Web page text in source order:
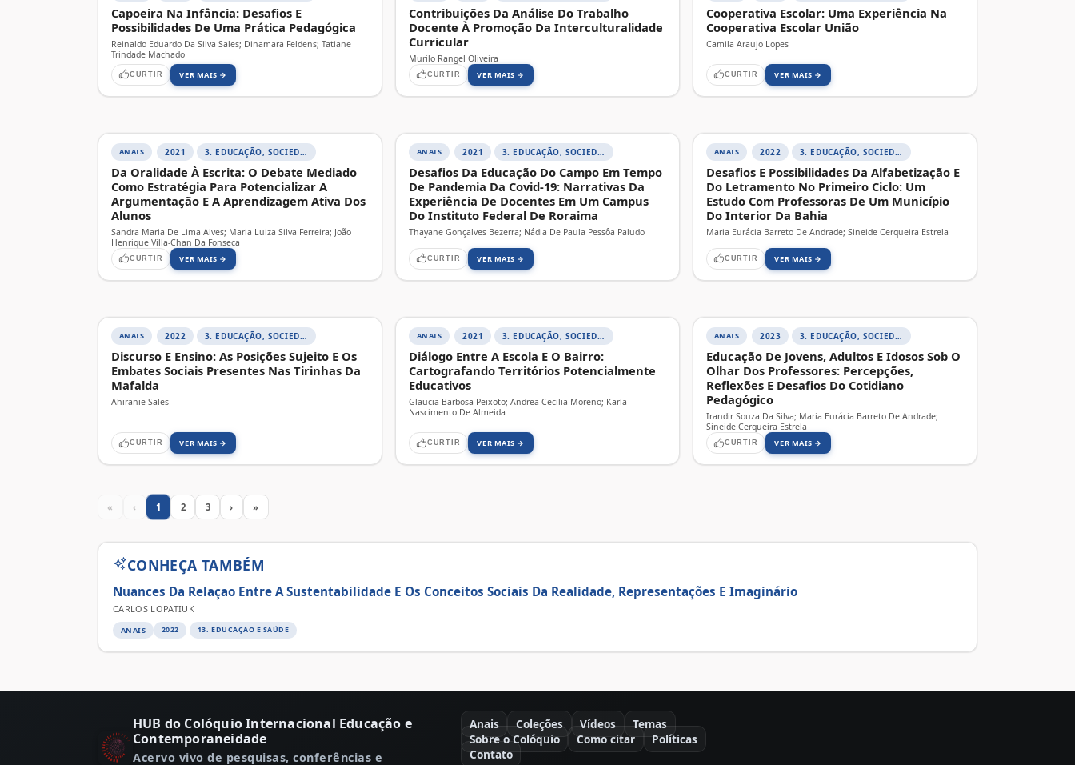
Capoeira Na Infância: Desafios E
Possibilidades De Uma Prática Pedagógica
Reinaldo Eduardo Da Silva Sales; Dinamara Feldens; Tatiane
Trindade Machado
CURTIR VER MAIS →
Contribuições Da Análise Do Trabalho
Docente À Promoção Da Interculturalidade
Curricular
Murilo Rangel Oliveira
CURTIR VER MAIS →
Cooperativa Escolar: Uma Experiência Na
Cooperativa Escolar União
Camila Araujo Lopes
CURTIR VER MAIS →
ANAIS 2021 3. EDUCAÇÃO, SOCIEDADE E PRÁTICAS EDUCATIVAS
Da Oralidade À Escrita: O Debate Mediado
Como Estratégia Para Potencializar A
Argumentação E A Aprendizagem Ativa Dos
Alunos
Sandra Maria De Lima Alves; Maria Luiza Silva Ferreira; João
Henrique Villa-Chan Da Fonseca
CURTIR VER MAIS →
ANAIS 2021 3. EDUCAÇÃO, SOCIEDADE E PRÁTICAS EDUCATIVAS
Desafios Da Educação Do Campo Em Tempo
De Pandemia Da Covid-19: Narrativas Da
Experiência De Docentes Em Um Campus
Do Instituto Federal De Roraima
Thayane Gonçalves Bezerra; Nádia De Paula Pessôa Paludo
CURTIR VER MAIS →
ANAIS 2022 3. EDUCAÇÃO, SOCIEDADE E PRÁTICAS EDUCATIVAS
Desafios E Possibilidades Da Alfabetização E
Do Letramento No Primeiro Ciclo: Um
Estudo Com Professoras De Um Município
Do Interior Da Bahia
Maria Eurácia Barreto De Andrade; Sineide Cerqueira Estrela
CURTIR VER MAIS →
ANAIS 2022 3. EDUCAÇÃO, SOCIEDADE E PRÁTICAS EDUCATIVAS
Discurso E Ensino: As Posições Sujeito E Os
Embates Sociais Presentes Nas Tirinhas Da
Mafalda
Ahiranie Sales
CURTIR VER MAIS →
ANAIS 2021 3. EDUCAÇÃO, SOCIEDADE E PRÁTICAS EDUCATIVAS
Diálogo Entre A Escola E O Bairro:
Cartografando Territórios Potencialmente
Educativos
Glaucia Barbosa Peixoto; Andrea Cecilia Moreno; Karla
Nascimento De Almeida
CURTIR VER MAIS →
ANAIS 2023 3. EDUCAÇÃO, SOCIEDADE E PRÁTICAS EDUCATIVAS
Educação De Jovens, Adultos E Idosos Sob O
Olhar Dos Professores: Percepções,
Reflexões E Desafios Do Cotidiano
Pedagógico
Irandir Souza Da Silva; Maria Eurácia Barreto De Andrade;
Sineide Cerqueira Estrela
CURTIR VER MAIS →
« ‹ 1 2 3 › »
CONHEÇA TAMBÉM
Nuances Da Relaçao Entre A Sustentabilidade E Os Conceitos Sociais Da Realidade, Representações E Imaginário
CARLOS LOPATIUK
ANAIS 2022 13. EDUCAÇÃO E SAÚDE
HUB do Colóquio Internacional Educação e
Contemporaneidade
Acervo vivo de pesquisas, conferências e
Anais Coleções Vídeos
Temas
Sobre o Colóquio
Como citar
Políticas
Contato